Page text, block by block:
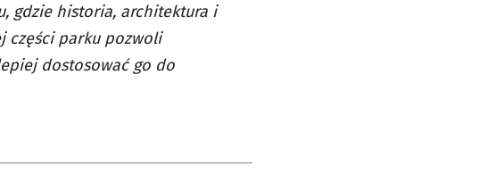
gdzie historia, architektura i
części parku pozwoli
dostosować go do